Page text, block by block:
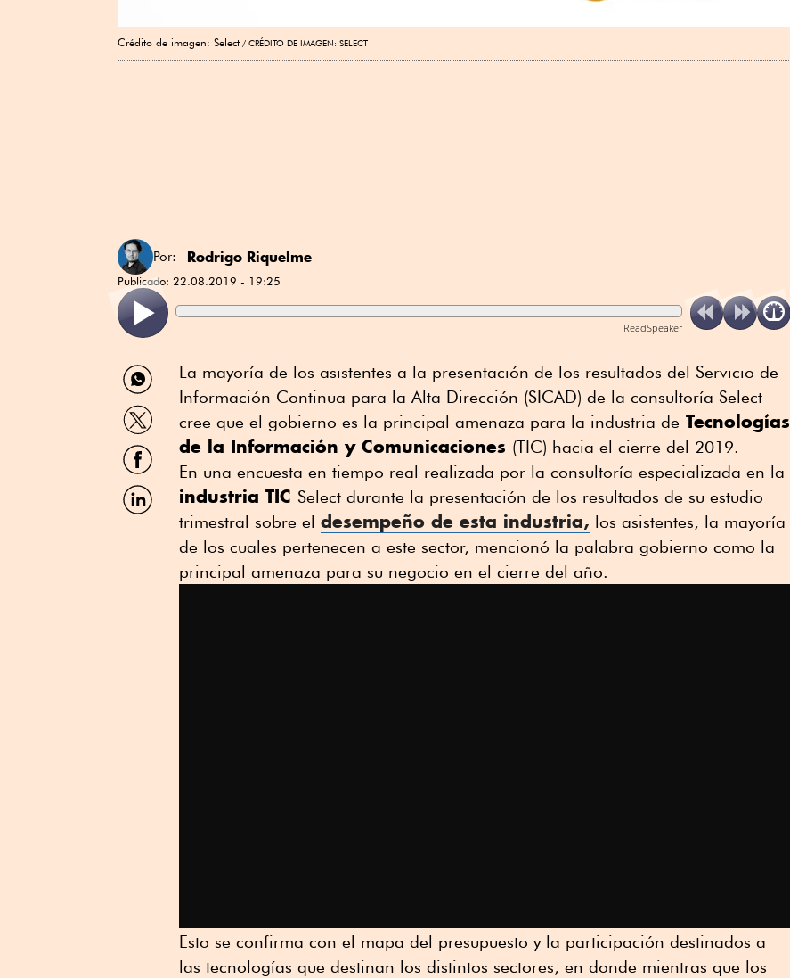
Crédito de imagen: Select CRÉDITO DE IMAGEN: SELECT
Por: Rodrigo Riquelme
Publicado: 22.08.2019 - 19:25
ReadSpeaker
Compartir
por
WhatsApp
Compartir
por
Twitter
Compartir
por
Facebook
Compartir
por
La mayoría de los asistentes a la presentación de los resultados del Servicio de
Información Continua para la Alta Dirección (SICAD) de la consultoría Select
cree que el gobierno es la principal amenaza para la industria de Tecnologías
de la Información y Comunicaciones (TIC) hacia el cierre del 2019.
En una encuesta en tiempo real realizada por la consultoría especializada en la
industria TIC Select durante la presentación de los resultados de su estudio
trimestral sobre el desempeño de esta industria, los asistentes, la mayoría
de los cuales pertenecen a este sector, mencionó la palabra gobierno como la
principal amenaza para su negocio en el cierre del año.
Esto se confirma con el mapa del presupuesto y la participación destinados a
las tecnologías que destinan los distintos sectores, en donde mientras que los